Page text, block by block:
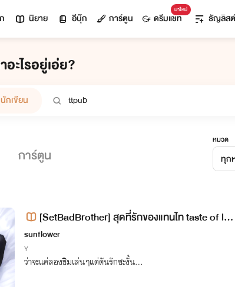
นิยาย อีบุ๊ก การ์ตูน
มาใหม่
ดรีมแชท ธัญลิสต์
ะไรอยู่เอ่ย?
นักเขียน
การ์ตูน
หมวด
ทุก
[SetBadBrother] สุดที่รักของแทนไท taste of lov
e
sunflower
Y
ว่าจะแค่ลองชิมเล่นๆแต่ดันรักซะงั้น...